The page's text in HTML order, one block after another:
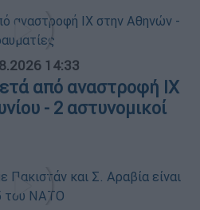
14:33
από αναστροφή ΙΧ
- 2 αστυνομικοί